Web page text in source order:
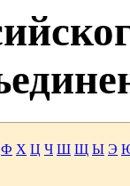
Ф Х Ц Ч Ш Щ Ы Э